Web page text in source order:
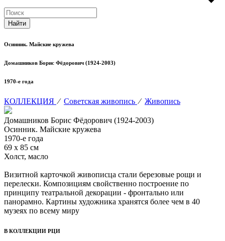
Осинник. Майские кружева
Домашников Борис Фёдорович (1924-2003)
1970-е года
КОЛЛЕКЦИЯ ⁄ Советская живопись ⁄ Живопись
Домашников Борис Фёдорович (1924-2003)
Осинник. Майские кружева
1970-е года
69 х 85 см
Холст, масло
Визитной карточкой живописца стали березовые рощи и
перелески. Композициям свойственно построение по
принципу театральной декорации - фронтально или
панорамно. Картины художника хранятся более чем в 40
музеях по всему миру
В КОЛЛЕКЦИИ РЦИ